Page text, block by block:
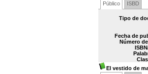
Público
ISBD
Tipo de
Fecha de
Número
El vestido de